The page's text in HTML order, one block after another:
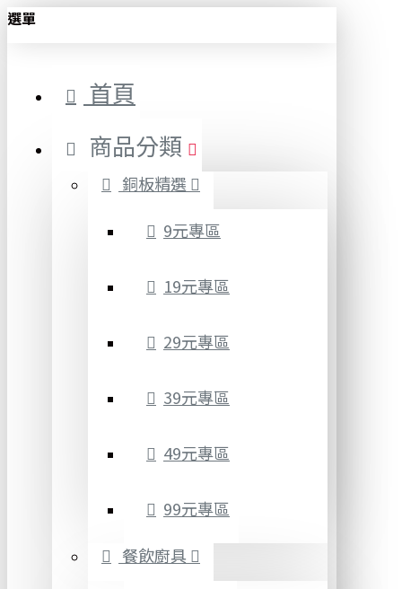
選單
首頁
商品分類
銅板精選
9元專區
19元專區
29元專區
39元專區
49元專區
99元專區
餐飲廚具